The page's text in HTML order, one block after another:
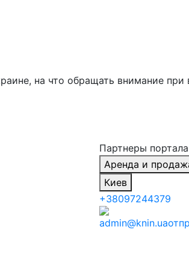
на что обращать внимание при
Партнеры
Аренда и
Киев
+38097244379
admin@knin.ua